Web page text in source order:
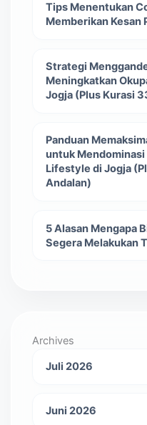
Tips Menentukan
Memberikan Kesan
Strategi
Meningkatkan
Jogja (Plus Kurasi
Panduan
untuk Mendominasi
Lifestyle di Jogja
Andalan)
5 Alasan Mengapa
Segera Melakukan
Archives
Juli 2026
Juni 2026